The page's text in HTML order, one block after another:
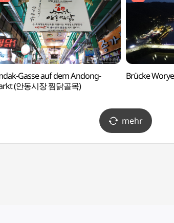
Gasse auf dem Andong-
(안동시장 찜닭골목)
Brücke
mehr